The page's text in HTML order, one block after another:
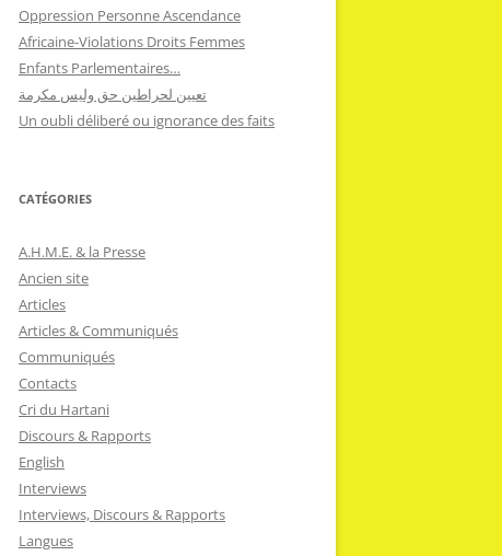
Oppression Personne Ascendance
Africaine-Violations Droits Femmes
Enfants Parlementaires…
تعيين لحراطين حق وليس مكرمة
Un oubli déliberé ou ignorance des faits
CATÉGORIES
A.H.M.E. & la Presse
Ancien site
Articles
Articles & Communiqués
Communiqués
Contacts
Cri du Hartani
Discours & Rapports
English
Interviews
Interviews, Discours & Rapports
Langues